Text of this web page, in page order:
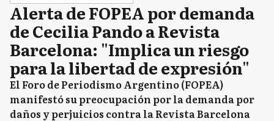
Alerta de FOPEA por demanda
de Cecilia Pando a Revista
Barcelona: "Implica un riesgo
para la libertad de expresión"
El Foro de Periodismo Argentino (FOPEA)
manifestó su preocupación por la demanda por
daños y perjuicios contra la Revista Barcelona